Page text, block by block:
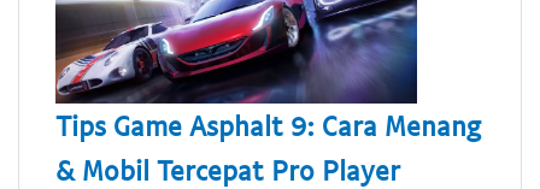
Tips Game Asphalt 9: Cara Menang
& Mobil Tercepat Pro Player